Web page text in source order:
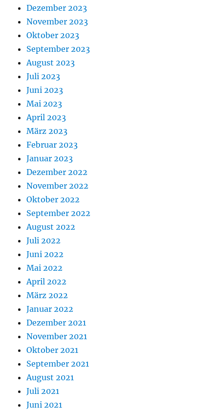
Dezember 2023
November 2023
Oktober 2023
September 2023
August 2023
Juli 2023
Juni 2023
Mai 2023
April 2023
März 2023
Februar 2023
Januar 2023
Dezember 2022
November 2022
Oktober 2022
September 2022
August 2022
Juli 2022
Juni 2022
Mai 2022
April 2022
März 2022
Januar 2022
Dezember 2021
November 2021
Oktober 2021
September 2021
August 2021
Juli 2021
Juni 2021